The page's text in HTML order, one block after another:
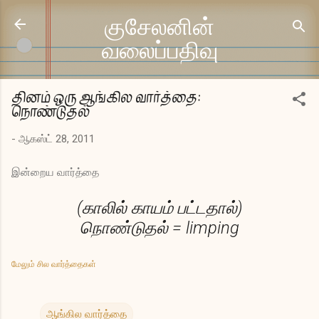
முதன்மை உள்ளடக்கத்திற்குச் செல்
குசேலனின்
வலைப்பதிவு
தினம் ஒரு ஆங்கில வார்த்தை:
நொண்டுதல்
- ஆகஸ்ட் 28, 2011
இன்றைய வார்த்தை
(காலில் காயம் பட்டதால்)
நொண்டுதல் = limping
மேலும் சில வார்த்தைகள்
ஆங்கில வார்த்தை